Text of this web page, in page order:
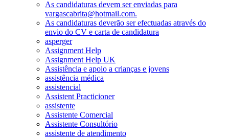
As candidaturas devem ser enviadas para
vargascabrita@hotmail.com.
As candidaturas deverão ser efectuadas através do
envio do CV e carta de candidatura
asperger
Assignment Help
Assignment Help UK
Assistência e apoio a crianças e jovens
assistência médica
assistencial
Assistent Practicioner
assistente
Assistente Comercial
Assistente Consultório
assistente de atendimento